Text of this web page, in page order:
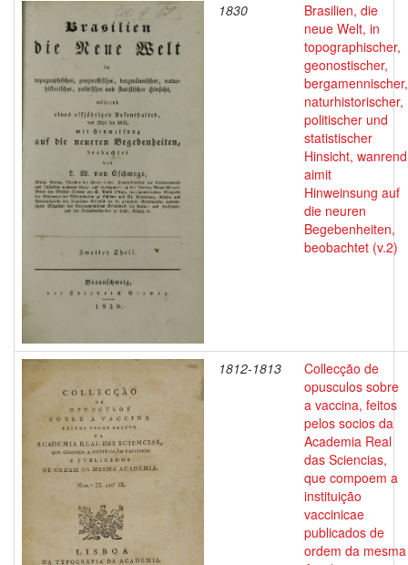
1830
Brasilien, die
neue Welt, in
topographischer,
geonostischer,
bergamennischer,
naturhistorischer,
politischer und
statistischer
Hinsicht, wanrend
aimit
Hinweinsung auf
die neuren
Begebenheiten,
beobachtet (v.2)
1812-1813
Collecção de
opusculos sobre
a vaccina, feitos
pelos socios da
Academia Real
das Sciencias,
que compoem a
instituição
vaccinicae
publicados de
ordem da mesma